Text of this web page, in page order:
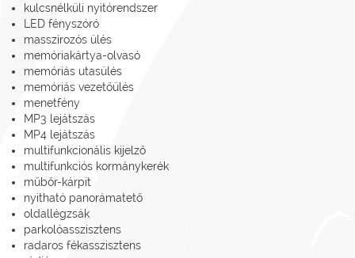
kulcsnélküli nyitórendszer
LED fényszóró
masszírozós ülés
memóriakártya-olvasó
memóriás utasülés
memóriás vezetőülés
menetfény
MP3 lejátszás
MP4 lejátszás
multifunkcionális kijelző
multifunkciós kormánykerék
műbőr-kárpit
nyitható panorámatető
oldallégzsák
parkolóasszisztens
radaros fékasszisztens